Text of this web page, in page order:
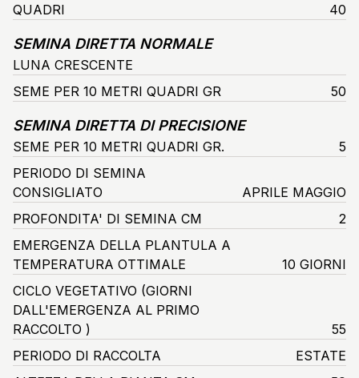
QUADRI
40
SEMINA DIRETTA NORMALE
LUNA CRESCENTE
SEME PER 10 METRI QUADRI GR
50
SEMINA DIRETTA DI PRECISIONE
SEME PER 10 METRI QUADRI GR.
5
PERIODO DI SEMINA
CONSIGLIATO
APRILE MAGGIO
PROFONDITA' DI SEMINA CM
2
EMERGENZA DELLA PLANTULA A
TEMPERATURA OTTIMALE
10 GIORNI
CICLO VEGETATIVO (GIORNI
DALL'EMERGENZA AL PRIMO
RACCOLTO )
55
PERIODO DI RACCOLTA
ESTATE